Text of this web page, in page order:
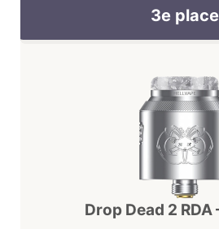
3e place
Drop Dead 2 RDA